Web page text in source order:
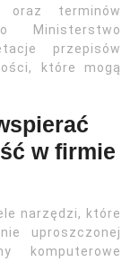
oraz terminów
Ministerstwo
przepisów
które mogą
w firmie
narzędzi, które
uproszczonej
komputerowe